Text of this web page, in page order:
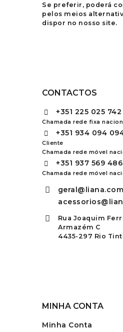
Se preferir, poderá
pelos meios
dispor no nosso site.
CONTACTOS
+351 225 025 742
Chamada rede fixa
+351 934 094
Cliente
Chamada rede móvel
+351 937 569 486
Chamada rede móvel
Rua Joaquim
Armazém C
4435-297 Rio
MINHA CONTA
Minha Conta